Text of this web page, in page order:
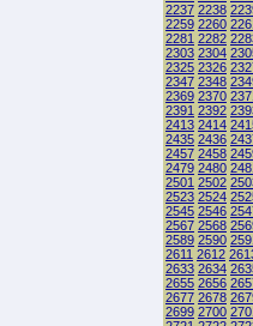
2237 2238
2259 2260
2281 2282
2303 2304
2325 2326
2347 2348
2369 2370
2391 2392
2413 2414
2435 2436
2457 2458
2479 2480
2501 2502
2523 2524
2545 2546
2567 2568
2589 2590
2611 2612
2633 2634
2655 2656
2677 2678
2699 2700